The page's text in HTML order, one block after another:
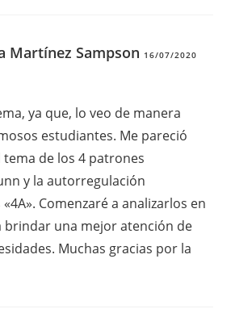
Martínez Sampson 16/07/2020
ya que, lo veo de manera
estudiantes. Me pareció
de los 4 patrones
y la autorregulación
Comenzaré a analizarlos en
brindar una mejor atención de
Muchas gracias por la